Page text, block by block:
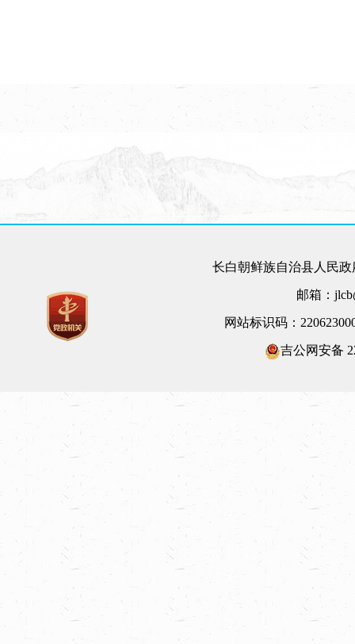
长白朝鲜族自治县人民
邮箱：
网站标识码：
吉公网安备